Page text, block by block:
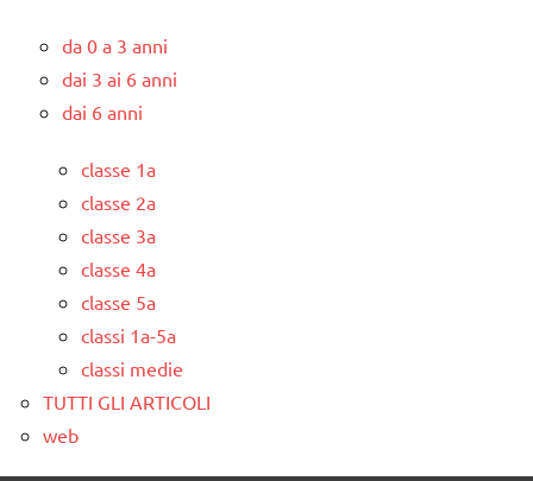
da 0 a 3 anni
dai 3 ai 6 anni
dai 6 anni
classe 1a
classe 2a
classe 3a
classe 4a
classe 5a
classi 1a-5a
classi medie
TUTTI GLI ARTICOLI
web